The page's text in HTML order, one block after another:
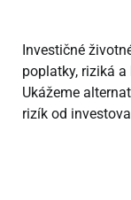
Investičné
poplatky, riziká
Ukážeme
rizík od